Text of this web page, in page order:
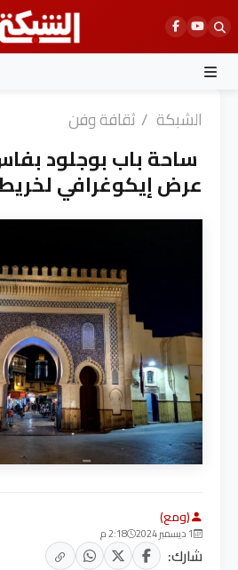
Skip
to
content
الشبكة / ثقافة وفن
ساحة باب بوجلود
عرض إيكوغرافي
(ومع)
1 ديسمبر 2024 2:18 م
شارك: